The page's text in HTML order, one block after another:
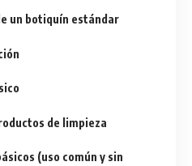
un botiquín estándar
de limpieza
(uso común y sin